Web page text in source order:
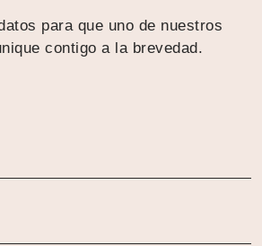
para que uno de nuestros
contigo a la brevedad.